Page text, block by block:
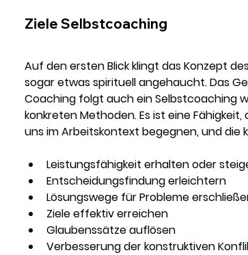
Ziele Selbstcoaching
Auf den ersten Blick klingt das Konzept
sogar etwas spirituell angehaucht. Das
Coaching folgt auch ein Selbstcoaching
konkreten Methoden. Es ist eine
uns im Arbeitskontext begegnen, und die
Leistungsfähigkeit erhalten oder
Entscheidungsfindung erleichtern
Lösungswege für Probleme
Ziele effektiv erreichen
Glaubenssätze auflösen
Verbesserung der konstruktiven